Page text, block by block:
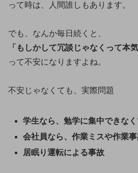
って時は、人間誰しもあります。
でも、なんか毎日続くと、
「もしかして冗談じゃなくって本
って不安になりますよね。
不安じゃなくても、実際問題
学生なら、勉学に集中できな
会社員なら、作業ミスや作業
居眠り運転による事故